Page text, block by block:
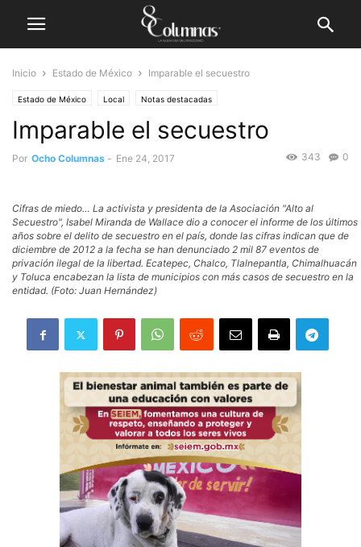
Inicio Estado de México Imparable el secuestro
Estado de México Local Notas destacadas
Imparable el secuestro
Por Ocho Columnas - Ene 24, 2017 0
343
Cifras de miedo… La activista y presidenta de la Asociación "Alto al
Secuestro", Isabel Miranda de Wallace dio a conocer el informe de los últimos
años sobre el delito de secuestro en el país, donde las cifras indican que de
diciembre de 2012 a la fecha se han denunciado 2 mil 87 eventos de
privación ilegal de la libertad. Ecatepec, Chalco, Tlalnepantla, Chimalhuacán
y Toluca encabezan la lista de municipios con más casos de secuestro en la
entidad. (Foto: Juan Hernández)